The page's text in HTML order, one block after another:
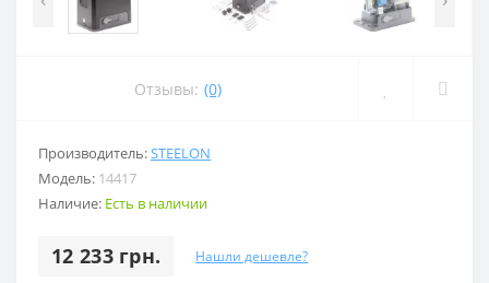
Отзывы: (0)
Производитель:STEELON
Модель: 14417
Наличие: Есть в наличии
12 233 грн. Нашли дешевле?